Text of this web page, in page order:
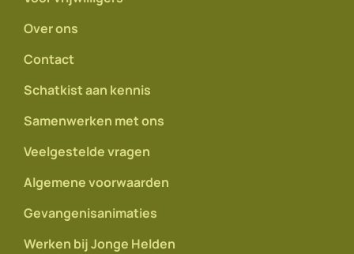
Over ons
Contact
Schatkist aan kennis
Samenwerken met ons
Veelgestelde vragen
Algemene voorwaarden
Gevangenisanimaties
Werken bij Jonge Helden